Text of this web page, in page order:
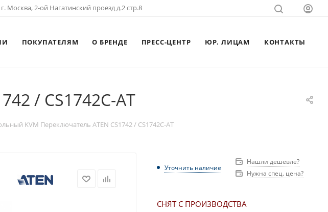
г. Москва, 2-ой Нагатинский проезд д.2 стр.8
ПОКУПАТЕЛЯМ О БРЕНДЕ ПРЕСС-ЦЕНТР ЮР. ЛИЦАМ КОНТАКТЫ
/ CS1742C-AT
KVM Переключатель ATEN CS1742 / CS1742C-AT
Уточнить наличие
Нашли дешевле?
Нужна спец. цена?
СНЯТ С ПРОИЗВОДСТВА